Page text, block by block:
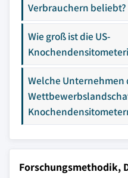
Verbrauchern beliebt?
Wie groß ist die US-
Welche
Forschungsmethodik,